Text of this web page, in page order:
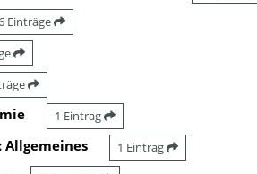
Einträge
1 Eintrag
Allgemeines 1 Eintrag